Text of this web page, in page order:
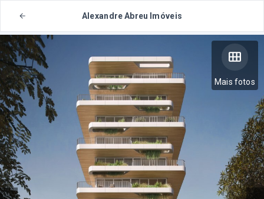
Alexandre Abreu Imóveis
Mais fotos